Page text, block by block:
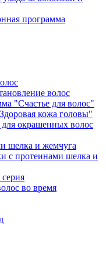
программа
волос
"Счастье для волос"
кожа головы"
окрашенных волос
шелка и жемчуга
с протеинами шелка и
во время